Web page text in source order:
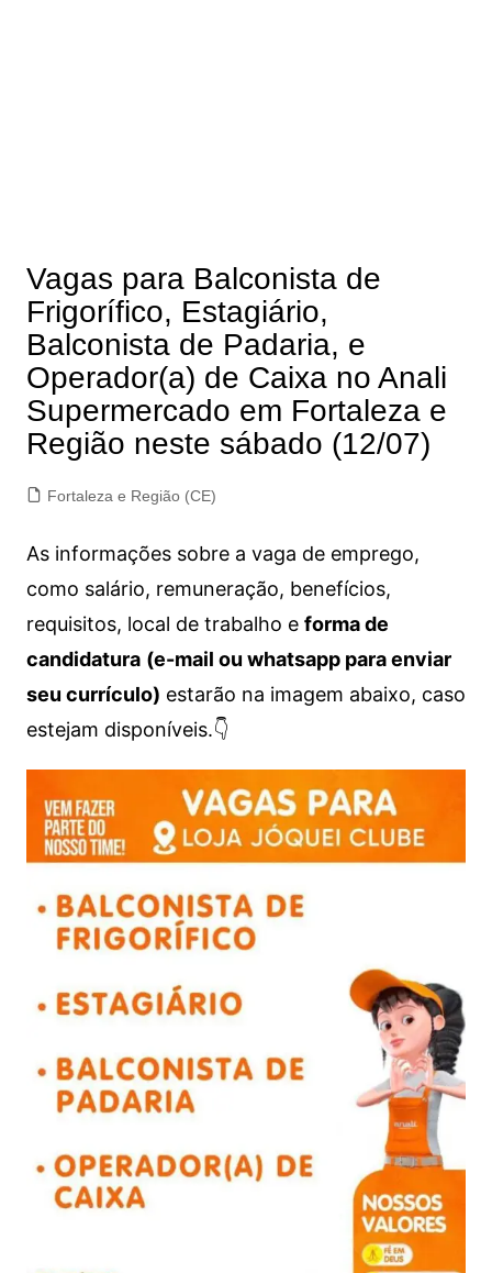
Vagas para Balconista de
Frigorífico, Estagiário,
Balconista de Padaria, e
Operador(a) de Caixa no Anali
Supermercado em Fortaleza e
Região neste sábado (12/07)
Fortaleza e Região (CE)
As informações sobre a vaga de emprego,
como salário, remuneração, benefícios,
requisitos, local de trabalho e forma de
candidatura (e-mail ou whatsapp para enviar
seu currículo) estarão na imagem abaixo, caso
estejam disponíveis.👇